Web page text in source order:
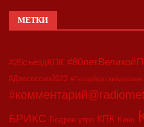
МЕТКИ
#20съездКПК
#Двесессии2023 #Петербургскийдневник
БРИКС Бодрое утро КПК Кино